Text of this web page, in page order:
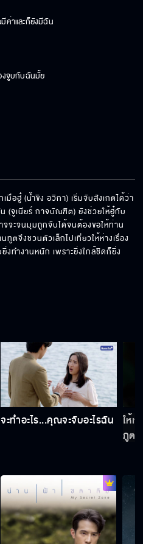
ค่าและก็ยังมีฉัน
งจูบกับฉันมั้ย
ล้วใช่ปะ
ระเจิงทั้งกองถ่ายเลย
อเหมือนจะไปฆ่าเขาให้ตาย
ก็คือ ห้ามรัก ห้ามจูบกัน
ร้องไห้เหรอ
มื่อฮู๋ (น้ำขิง อวิกา) เริ่มจับสังเกตได้ว่า
(จูเนียร์ กาจบัณฑิต) ยังช่วยให้ฮู๋กับ
จะจนมุมถูกจับได้จนต้องขอให้ท่าน
ตจึงชวนตัวเล็กไปเที่ยวให้ห่างเรื่อง
ทำงานหนัก เพราะยิ่งใกล้ชิดก็ยิ่ง
จะทำอะไร...คุณจะจับอะไรฉัน
ให้เ
ภูต